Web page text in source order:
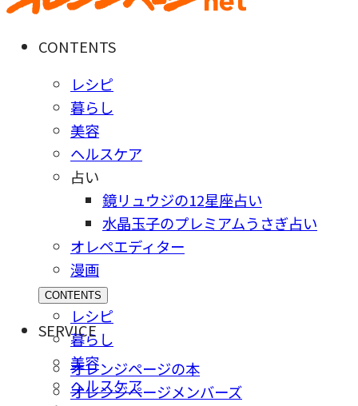
CONTENTS
レシピ
暮らし
美容
ヘルスケア
占い
鏡リュウジの12星座占い
水晶玉子のプレミアムうさぎ占い
オレペエディター
漫画
CONTENTS
レシピ
暮らし
美容
ヘルスケア
SERVICE
オレンジページの本
オレンジページメンバーズ